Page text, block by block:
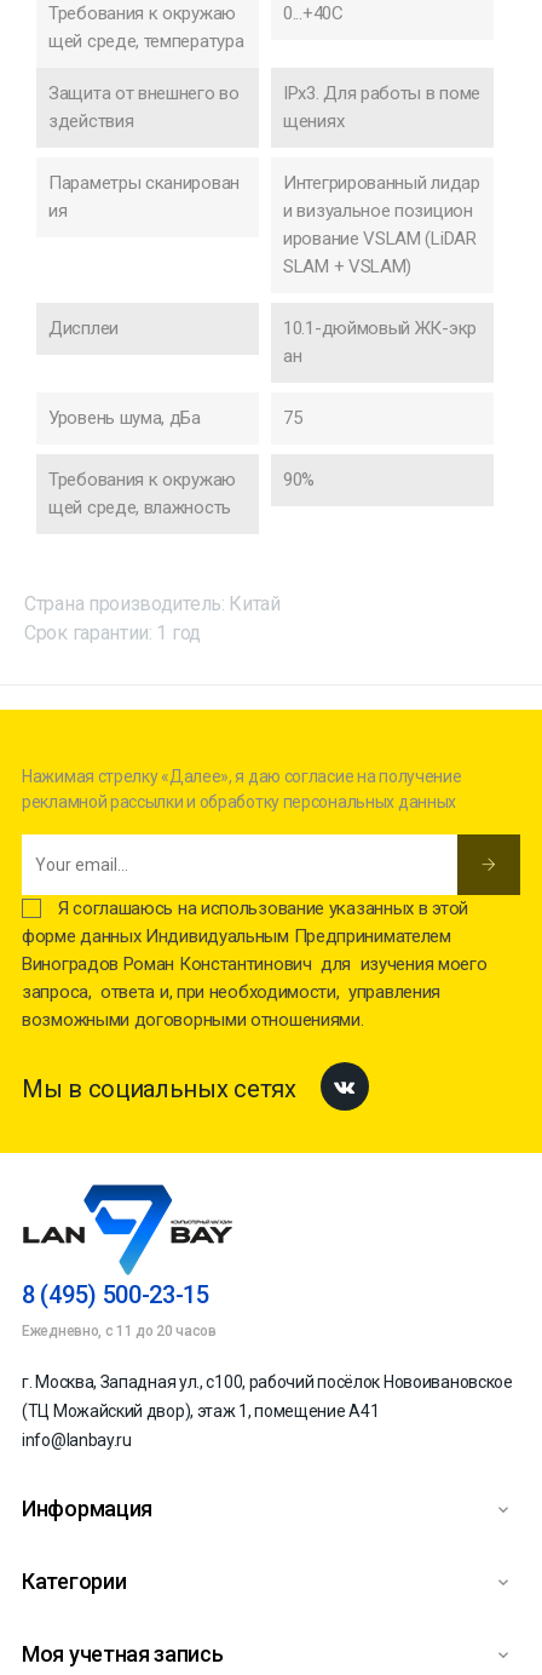
Требования к окружаю
щей среде, температура
0...+40C
Защита от внешнего во
здействия
IPx3. Для работы в поме
щениях
Параметры сканирован
ия
Интегрированный лидар
и визуальное позицион
ирование VSLAM (LiDAR
SLAM + VSLAM)
Дисплеи
10.1-дюймовый ЖК-экр
ан
Уровень шума, дБа 75
Требования к окружаю
щей среде, влажность
90%
Страна производитель: Китай
Срок гарантии: 1 год
Нажимая стрелку «Далее», я даю согласие на получение
рекламной рассылки и обработку персональных данных
Я соглашаюсь на использование указанных в этой
форме данных Индивидуальным Предпринимателем
Виноградов Роман Константинович для изучения моего
запроса, ответа и, при необходимости, управления
возможными договорными отношениями.
Мы в социальных сетях Facebook
8 (495) 500-23-15
Ежедневно, с 11 до 20 часов
г. Москва, Западная ул., с100, рабочий посёлок Новоивановское
(ТЦ Можайский двор), этаж 1, помещение А41
info@lanbay.ru
Информация 
Категории 
Моя учетная запись 